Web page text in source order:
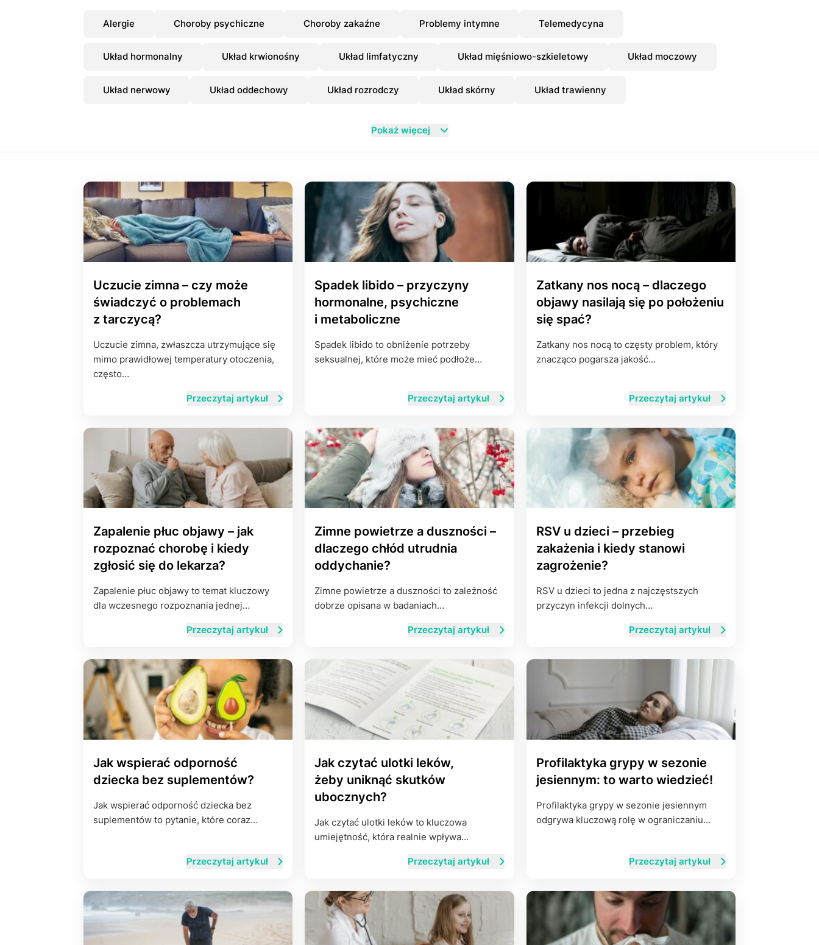
Alergie Choroby psychiczne Choroby zakaźne Problemy intymne Telemedycyna
Układ hormonalny Układ krwionośny Układ limfatyczny Układ mięśniowo-szkieletowy Układ moczowy
Układ nerwowy Układ oddechowy Układ rozrodczy Układ skórny Układ trawienny
Pokaż więcej
Uczucie zimna – czy może
świadczyć o problemach
z tarczycą?
Uczucie zimna, zwłaszcza utrzymujące się
mimo prawidłowej temperatury otoczenia,
często…
Przeczytaj artykuł
Spadek libido – przyczyny
hormonalne, psychiczne
i metaboliczne
Spadek libido to obniżenie potrzeby
seksualnej, które może mieć podłoże…
Przeczytaj artykuł
Zatkany nos nocą – dlaczego
objawy nasilają się po położeniu
się spać?
Zatkany nos nocą to częsty problem, który
znacząco pogarsza jakość…
Przeczytaj artykuł
Zapalenie płuc objawy – jak
rozpoznać chorobę i kiedy
zgłosić się do lekarza?
Zapalenie płuc objawy to temat kluczowy
dla wczesnego rozpoznania jednej…
Przeczytaj artykuł
Zimne powietrze a duszności –
dlaczego chłód utrudnia
oddychanie?
Zimne powietrze a duszności to zależność
dobrze opisana w badaniach…
Przeczytaj artykuł
RSV u dzieci – przebieg
zakażenia i kiedy stanowi
zagrożenie?
RSV u dzieci to jedna z najczęstszych
przyczyn infekcji dolnych…
Przeczytaj artykuł
Jak wspierać odporność
dziecka bez suplementów?
Jak wspierać odporność dziecka bez
suplementów to pytanie, które coraz…
Przeczytaj artykuł
Jak czytać ulotki leków,
żeby uniknąć skutków
ubocznych?
Jak czytać ulotki leków to kluczowa
umiejętność, która realnie wpływa…
Przeczytaj artykuł
Profilaktyka grypy w sezonie
jesiennym: to warto wiedzieć!
Profilaktyka grypy w sezonie jesiennym
odgrywa kluczową rolę w ograniczaniu…
Przeczytaj artykuł